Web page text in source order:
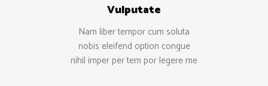
Vulputate
Nam liber tempor cum soluta
nobis eleifend option congue
nihil imper per tem por legere me